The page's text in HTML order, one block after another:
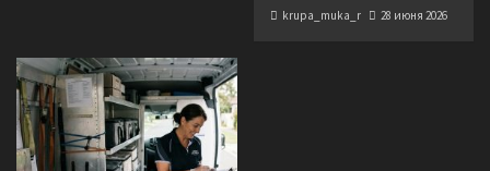
krupa_muka_r 28 июня 2026